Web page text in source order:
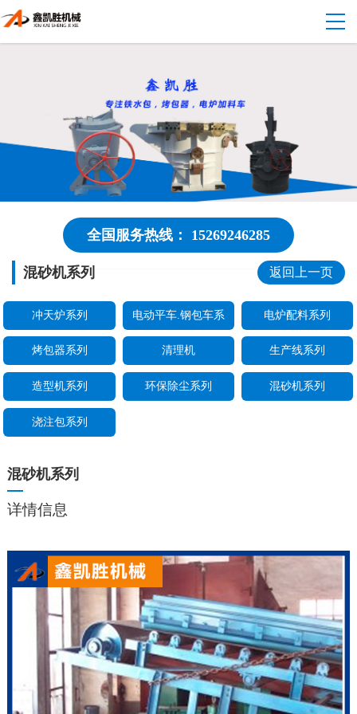
全国服务热线： 15269246285
混砂机系列 返回上一页
冲天炉系列 电动平车.钢包车系 电炉配料系列
烤包器系列 清理机 生产线系列
造型机系列 环保除尘系列 混砂机系列
浇注包系列
混砂机系列
详情信息